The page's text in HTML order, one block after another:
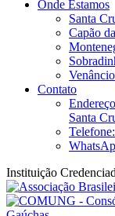
Onde Estamos
Santa
Capão
Contato
Santa
Instituição